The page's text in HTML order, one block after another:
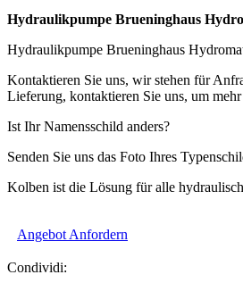
Hydraulikpumpe Brueninghaus
Hydraulikpumpe Brueninghaus
Kontaktieren Sie uns, wir stehen für
Lieferung, kontaktieren Sie uns, um
Ist Ihr Namensschild anders?
Senden Sie uns das Foto Ihres
Kolben ist die Lösung für alle
Angebot Anfordern
Condividi: